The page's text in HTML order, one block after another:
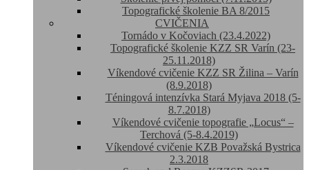
Topografické školenie BA 8/2015
CVIČENIA
Tornádo v Kočoviach (23.4.2022)
Topografické školenie KZZ SR Varín (23-
25.11.2018)
Víkendové cvičenie KZZ SR Žilina – Varín
(8.9.2018)
Téningová intenzívka Stará Myjava 2018 (5-
8.7.2018)
Víkendové cvičenie topografie „Locus“ –
Terchová (5-8.4.2019)
Víkendové cvičenie KZB Považská Bystrica
2.3.2018